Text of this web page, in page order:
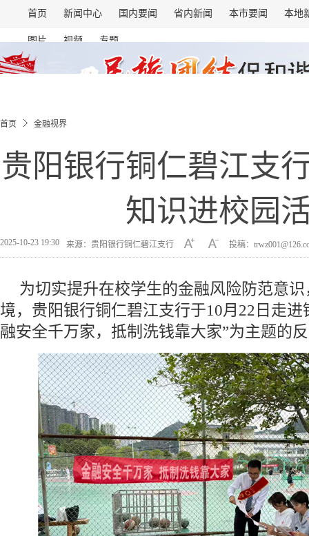
首页 新闻中心 国内要闻 省内新闻 本市要闻 本地
图片 视频 专题
首页 金融视界
贵阳银行铜仁碧江支
知识进校园
2025-10-23 19:30 来源：贵阳银行铜仁碧江支行 投稿：
为切实提升在校学生的金融风险防范意
境，贵阳银行铜仁碧江支行于10月22日走
融安全千万家，抵制洗钱靠大家”为主题的